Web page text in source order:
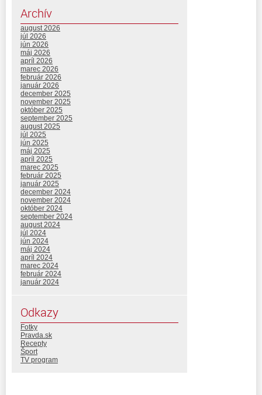
Archív
august 2026
júl 2026
jún 2026
máj 2026
apríl 2026
marec 2026
február 2026
január 2026
december 2025
november 2025
október 2025
september 2025
august 2025
júl 2025
jún 2025
máj 2025
apríl 2025
marec 2025
február 2025
január 2025
december 2024
november 2024
október 2024
september 2024
august 2024
júl 2024
jún 2024
máj 2024
apríl 2024
marec 2024
február 2024
január 2024
Odkazy
Fotky
Pravda.sk
Recepty
Šport
TV program